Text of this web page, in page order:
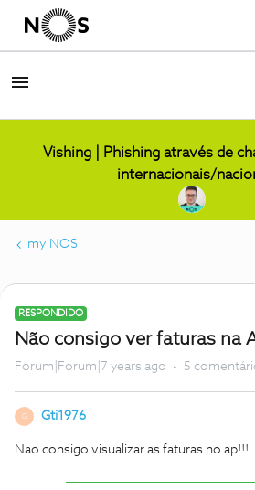
Vishing | Phishing através de
internacionais/
my NOS
RESPONDIDO
Não consigo ver faturas na
Forum|Forum|7 years ago 5
G Gti1976
Nao consigo visualizar as faturas no ap!!!